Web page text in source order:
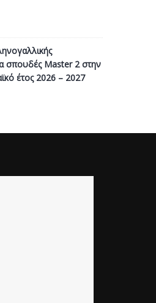
σπουδές Master 2 στην
έτος 2026 – 2027